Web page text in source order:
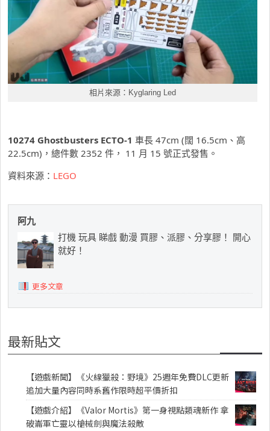
相片來源：Kyglaring Led
10274 Ghostbusters ECTO-1 車長 47cm (闊 16.5cm、高
22.5cm)，總件數 2352 件， 11 月 15 號正式發售。
資料來源： LEGO
阿九
打機 玩具 睇戲 動漫 買膠、派膠、分享膠！ 開心
就好！
更多文章
最新貼文
【遊戲新聞】《火線獵殺：野境》25週年免費DLC更新
追加大量內容同時系舊作限時超平價折扣
【遊戲介紹】《Valor Mortis》第一身視點類魂新作 拿
破崙軍亡靈以槍械劍與魔法殺敵